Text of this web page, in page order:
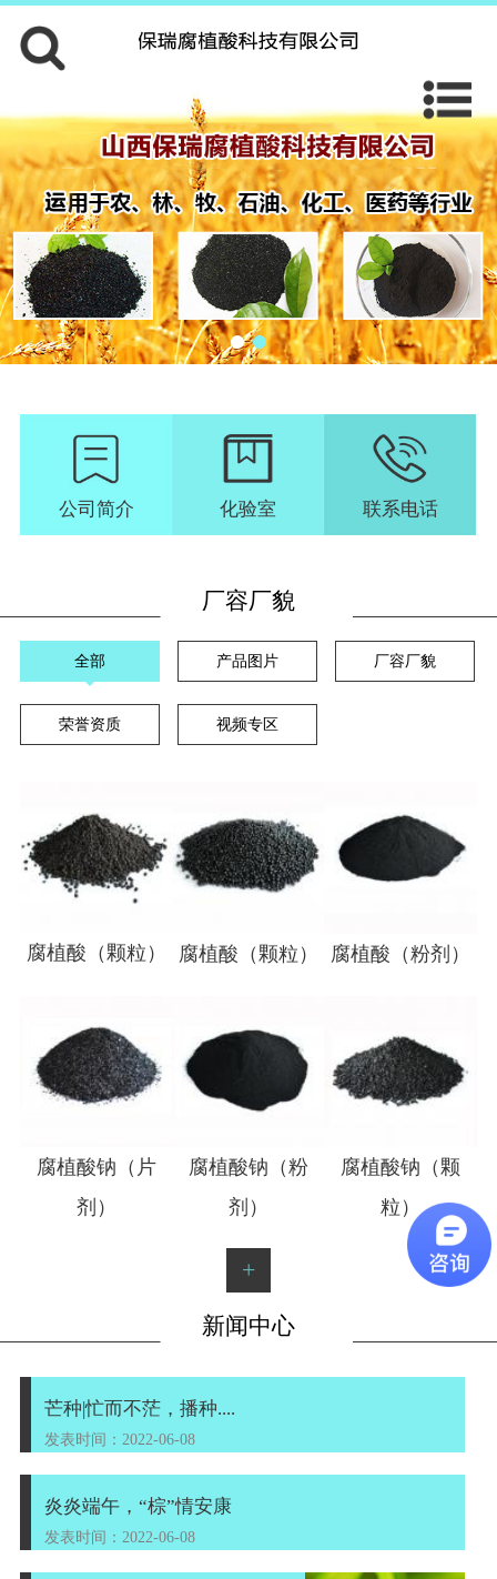
1
公司简介 化验室 联系电话
厂容厂貌
全部 产品图片 厂容厂貌
荣誉资质 视频专区
腐植酸（颗粒） 腐植酸（颗粒） 腐植酸（粉剂）
腐植酸钠（片
剂）
腐植酸钠（粉
剂）
腐植酸钠（颗
粒）
+
新闻中心
芒种|忙而不茫，播种....
发表时间：2022-06-08
炎炎端午，“棕”情安康
发表时间：2022-06-08